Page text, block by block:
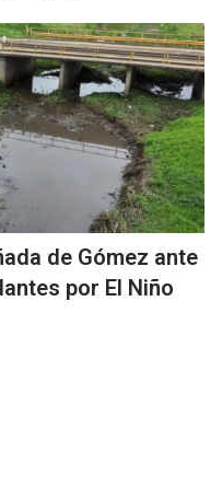
de Gómez ante
por El Niño